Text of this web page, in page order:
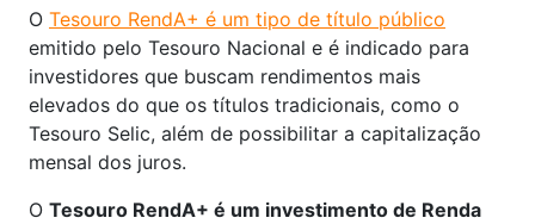
O Tesouro RendA+ é um tipo de título público
emitido pelo Tesouro Nacional e é indicado para
investidores que buscam rendimentos mais
elevados do que os títulos tradicionais, como o
Tesouro Selic, além de possibilitar a capitalização
mensal dos juros.
O Tesouro RendA+ é um investimento de Renda